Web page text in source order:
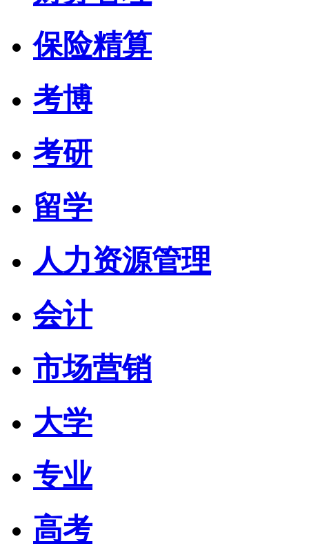
保险精算
考博
考研
留学
人力资源管理
会计
市场营销
大学
专业
高考